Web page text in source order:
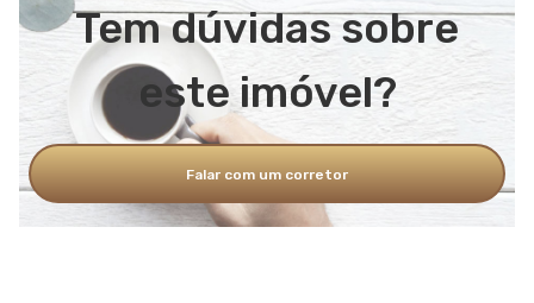
Tem dúvidas sobre
este imóvel?
Falar com um corretor